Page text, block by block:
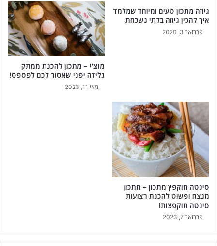
א
ת
גיוזה מתכון טעים ומיוחד שמלמד
איך להכין גיוזה בלתי נשכחת
פברואר 3, 2020
מוצ'י – מתכון להכנת ממתק
גלידה יפני שאסור לכם לפספס!
מאי 11, 2023
סינטה מוקפץ מתכון – מתכון
מנצח ופשוט להכנת רצועות
סינטה מוקפצות!
פברואר 7, 2023